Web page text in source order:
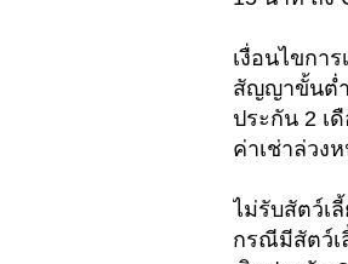
เงื่อนไขการ
สัญญาขั้นต่
ประกัน 2 เ
ค่าเช่าล่วง
ไม่รับสัตว์เลี้
กรณีมีสัตว์เ